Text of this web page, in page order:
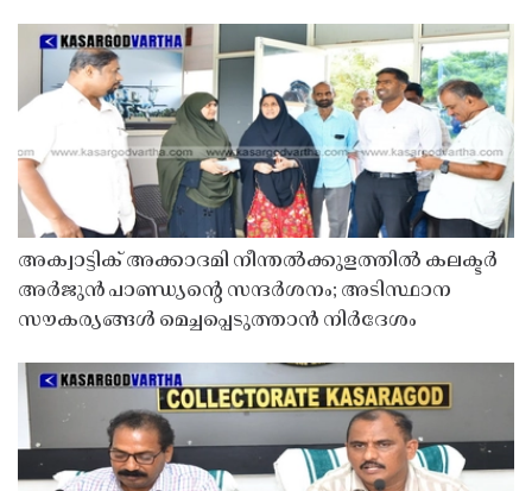
അക്വാട്ടിക് അക്കാദമി നീന്തൽക്കുളത്തിൽ കലക്ടർ
അർജുൻ പാണ്ഡ്യൻ്റെ സന്ദർശനം; അടിസ്ഥാന
സൗകര്യങ്ങൾ മെച്ചപ്പെടുത്താൻ നിർദേശം